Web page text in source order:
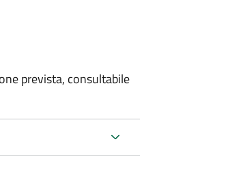
prevista, consultabile